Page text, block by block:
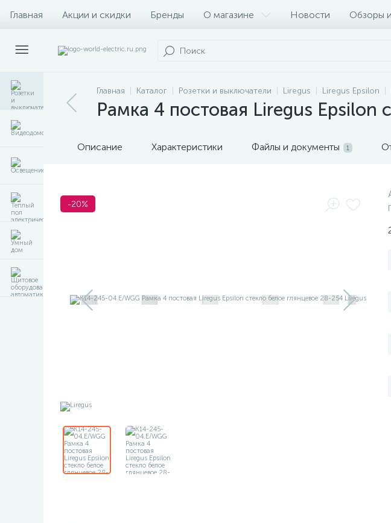
Главная Акции и скидки Бренды О магазине Новости Обзоры
Главная Каталог Розетки и выключатели Liregus Liregus Epsilon
Рамка 4 постовая Liregus Epsilon
Описание Характеристики Файлы и документы 1
-20%